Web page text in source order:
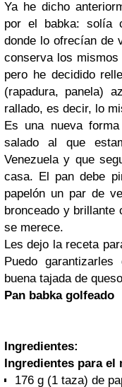
Ya he dicho
por el babka: solía
donde lo ofrecían de
conserva los
pero he decidido
(rapadura, panela)
rallado, es decir, lo
Es una nueva
salado al que
Venezuela y que
casa. El pan debe
papelón un par de
bronceado y brillante
se merece.
Les dejo la receta
Puedo
buena tajada de
Pan babka golfeado
Ingredientes:
Ingredientes para el
176 g (1 taza) de